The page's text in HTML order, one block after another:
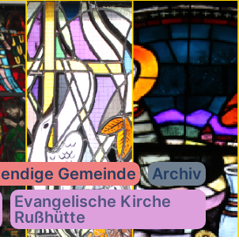
Evangelische Kirche
Rußhütte
Gemeinde Archiv